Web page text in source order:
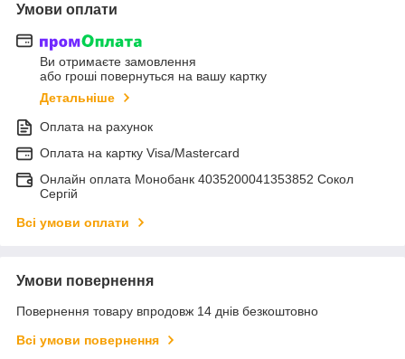
Умови оплати
Ви отримаєте замовлення
або гроші повернуться на вашу картку
Детальніше
Оплата на рахунок
Оплата на картку Visa/Mastercard
Онлайн оплата Монобанк 4035200041353852 Сокол
Сергій
Всі умови оплати
Умови повернення
Повернення товару впродовж 14 днів безкоштовно
Всі умови повернення